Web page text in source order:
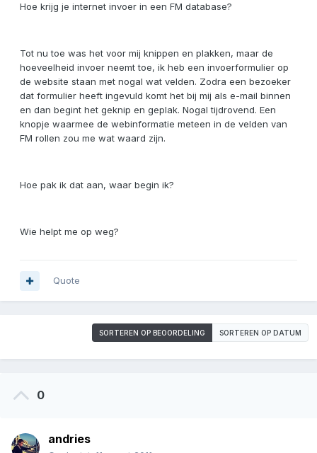
Hoe krijg je internet invoer in een FM database?
Tot nu toe was het voor mij knippen en plakken, maar de
hoeveelheid invoer neemt toe, ik heb een invoerformulier op
de website staan met nogal wat velden. Zodra een bezoeker
dat formulier heeft ingevuld komt het bij mij als e-mail binnen
en dan begint het geknip en geplak. Nogal tijdrovend. Een
knopje waarmee de webinformatie meteen in de velden van
FM rollen zou me wat waard zijn.
Hoe pak ik dat aan, waar begin ik?
Wie helpt me op weg?
Quote
SORTEREN OP BEOORDELING SORTEREN OP DATUM
0
andries